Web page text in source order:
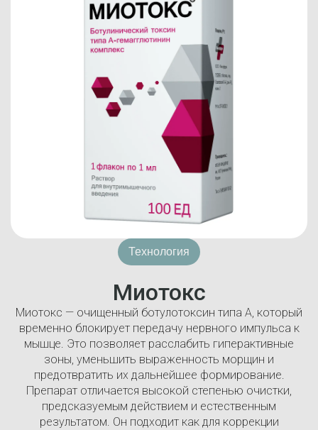
Технология
Миотокс
Миотокс — очищенный ботулотоксин типа А, который
временно блокирует передачу нервного импульса к
мышце. Это позволяет расслабить гиперактивные
зоны, уменьшить выраженность морщин и
предотвратить их дальнейшее формирование.
Препарат отличается высокой степенью очистки,
предсказуемым действием и естественным
результатом. Он подходит как для коррекции